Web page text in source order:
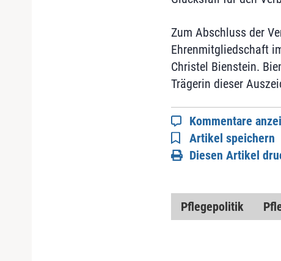
Zum Abschluss der
Ehrenmitgliedschaft
Christel Bienstein.
Trägerin dieser
Kommentare
Artikel speichern
Diesen Artikel
Pflegepolitik